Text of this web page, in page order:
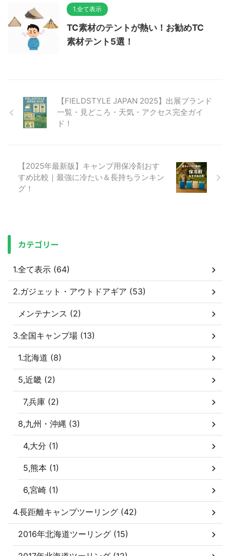
1.全て表示
TC素材のテントが熱い！お勧めTC
素材テント5選！
【FIELDSTYLE JAPAN 2025】出展ブランド
一覧・見どころ・天気・アクセス完全ガイ
ド！
【2025年最新版】キャンプ用保冷剤おす
すめ比較｜最強に冷たい＆長持ちランキン
グ！
カテゴリー
1.全て表示 (64)
2.ガジェット・アウトドアギア (53)
メンテナンス (2)
3.全国キャンプ場 (13)
1.北海道 (8)
5,近畿 (2)
7,兵庫 (2)
8,九州・沖縄 (3)
4,大分 (1)
5,熊本 (1)
6,宮崎 (1)
4.長距離キャンプツーリング (42)
2016年北海道ツーリング (15)